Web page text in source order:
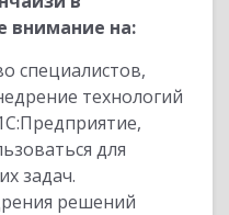
внимание на:
специалистов,
технологий
для
задач.
решений